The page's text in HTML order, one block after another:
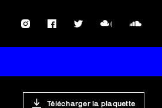
Télécharger la plaquette